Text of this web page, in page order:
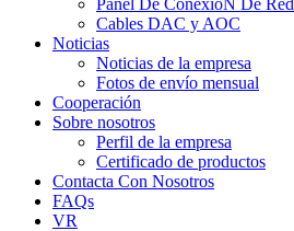
Panel De ConexióN De Red
Cables DAC y AOC
Noticias
Noticias de la empresa
Fotos de envío mensual
Cooperación
Sobre nosotros
Perfil de la empresa
Certificado de productos
Contacta Con Nosotros
FAQs
VR